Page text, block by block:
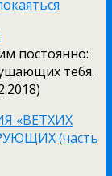
постоянно:
тебя.